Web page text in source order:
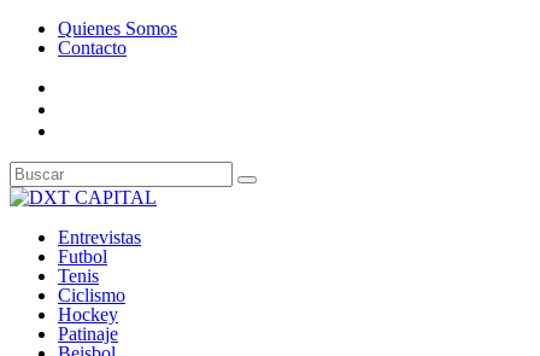
Quienes Somos
Contacto
Entrevistas
Futbol
Tenis
Ciclismo
Hockey
Patinaje